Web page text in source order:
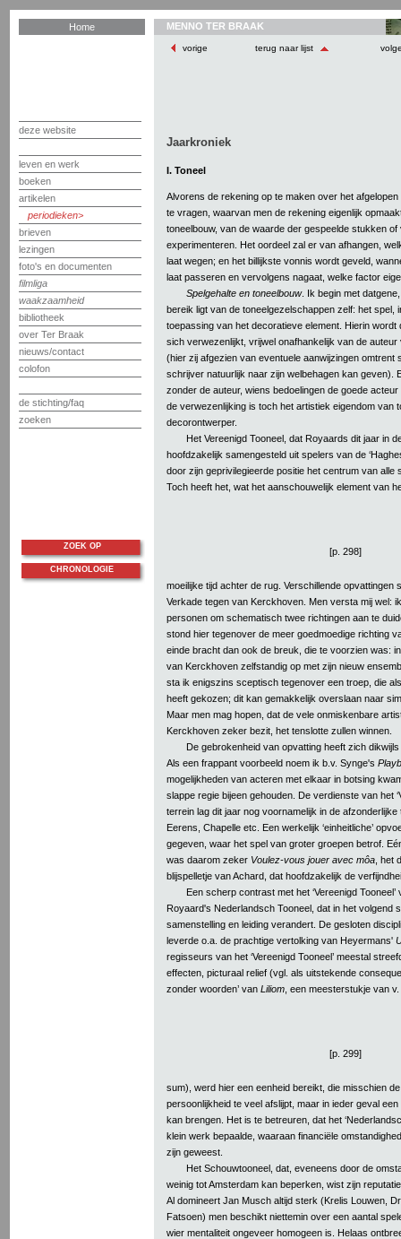
Home
deze website
leven en werk
boeken
artikelen
periodieken
brieven
lezingen
foto's en documenten
filmliga
waakzaamheid
bibliotheek
over Ter Braak
nieuws/contact
colofon
de stichting/faq
zoeken
MENNO TER BRAAK
vorige terug naar lijst
Jaarkroniek
I. Toneel
Alvorens de rekening op te maken over het
te vragen, waarvan men de rekening eigenlijk
toneelbouw, van de waarde der gespeelde stukken of
experimenteren. Het oordeel zal er van afhangen,
laat wegen; en het billijkste vonnis wordt geveld,
laat passeren en vervolgens nagaat, welke factor
Spelgehalte en toneelbouw. Ik begin met
bereik ligt van de toneelgezelschappen zelf: het spel,
toepassing van het decoratieve element. Hierin wordt
sich verwezenlijkt, vrijwel onafhankelijk van de
(hier zij afgezien van eventuele aanwijzingen omtrent
schrijver natuurlijk naar zijn welbehagen kan geven).
zonder de auteur, wiens bedoelingen de goede acteur
de verwezenlijking is toch het artistiek eigendom van
decorontwerper.
Het Vereenigd Tooneel, dat Royaards dit jaar in
hoofdzakelijk samengesteld uit spelers van de
door zijn geprivilegieerde positie het centrum van alle
Toch heeft het, wat het aanschouwelijk element van
[p. 298]
moeilijke tijd achter de rug. Verschillende opvattingen
Verkade tegen van Kerckhoven. Men versta mij wel:
personen om schematisch twee richtingen aan te
stond hier tegenover de meer goedmoedige richting
einde bracht dan ook de breuk, die te voorzien was:
van Kerckhoven zelfstandig op met zijn nieuw
sta ik enigszins sceptisch tegenover een troep, die als
heeft gekozen; dit kan gemakkelijk overslaan naar
Maar men mag hopen, dat de vele onmiskenbare
Kerckhoven zeker bezit, het tenslotte zullen winnen.
De gebrokenheid van opvatting heeft zich
Als een frappant voorbeeld noem ik b.v. Synge's
mogelijkheden van acteren met elkaar in botsing
slappe regie bijeen gehouden. De verdienste van het
terrein lag dit jaar nog voornamelijk in de afzonderlijke
Eerens, Chapelle etc. Een werkelijk ‘einheitliche’
gegeven, waar het spel van groter groepen betrof.
was daarom zeker Voulez-vous jouer avec môa , het
blijspelletje van Achard, dat hoofdzakelijk de
Een scherp contrast met het ‘Vereenigd
Royaard's Nederlandsch Tooneel, dat in het volgend
samenstelling en leiding verandert. De gesloten
leverde o.a. de prachtige vertolking van Heyermans'
regisseurs van het ‘Vereenigd Tooneel’ meestal
effecten, picturaal relief (vgl. als uitstekende
zonder woorden’ van Liliom , een meesterstukje van
[p. 299]
sum), werd hier een eenheid bereikt, die misschien
persoonlijkheid te veel afslijpt, maar in ieder geval
kan brengen. Het is te betreuren, dat het
klein werk bepaalde, waaraan financiële
zijn geweest.
Het Schouwtooneel, dat, eveneens door de
weinig tot Amsterdam kan beperken, wist zijn
Al domineert Jan Musch altijd sterk (Krelis Louwen,
Fatsoen) men beschikt niettemin over een aantal
wier mentaliteit ongeveer homogeen is. Helaas
ZOEK OP
CHRONOLOGIE